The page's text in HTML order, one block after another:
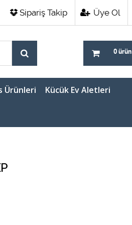
Üye Ol
Sipariş Takip
0 ürün
Ürünleri Kücük Ev Aletleri